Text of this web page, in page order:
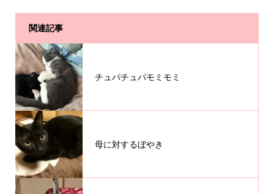
関連記事
チュパチュパモミモミ
母に対するぼやき